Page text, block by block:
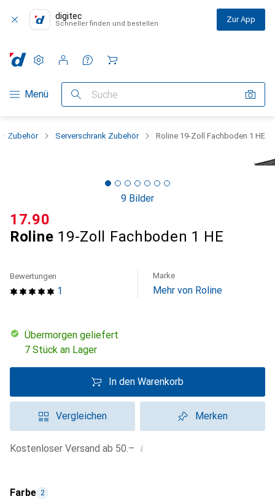
digitec
Schneller finden und bestellen Zur App
Navigation nach Kategorien
Menü Suche
Einstellungen
Kundenkonto
Vergleichslisten
Merklisten
Warenkorb
Zubehör Serverschrank Zubehör Roline 19-Zoll Fachboden 1 HE
9 Bilder
Roline 19-Zoll Fachboden 1 HE
CHF
17.90
1
Bewertungen Marke
Mehr von Roline
übermorgen geliefert
7 Stück an Lager
In den Warenkorb
Vergleichen Merken
Kostenloser Versand ab 50.– i
Farbe 2